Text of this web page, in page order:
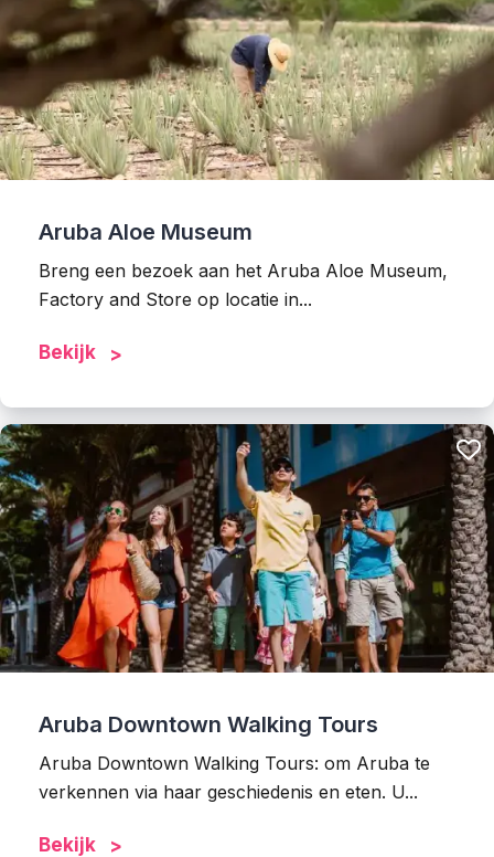
Aruba Aloe Museum
Breng een bezoek aan het Aruba Aloe Museum,
Factory and Store op locatie in...
Bekijk
Aruba Downtown Walking Tours
Aruba Downtown Walking Tours: om Aruba te
verkennen via haar geschiedenis en eten. U...
Bekijk